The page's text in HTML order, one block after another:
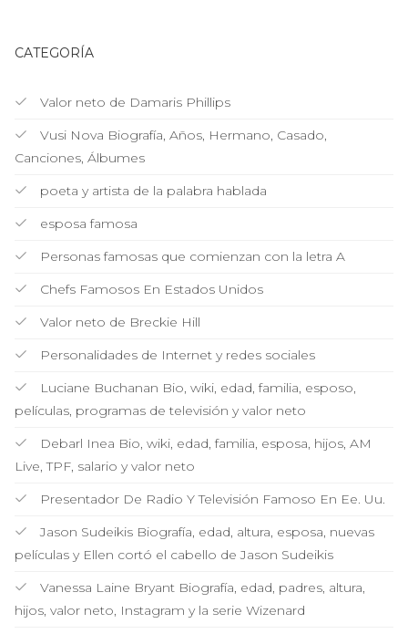
CATEGORÍA
Valor neto de Damaris Phillips
Vusi Nova Biografía, Años, Hermano, Casado,
Canciones, Álbumes
poeta y artista de la palabra hablada
esposa famosa
Personas famosas que comienzan con la letra A
Chefs Famosos En Estados Unidos
Valor neto de Breckie Hill
Personalidades de Internet y redes sociales
Luciane Buchanan Bio, wiki, edad, familia, esposo,
películas, programas de televisión y valor neto
Debarl Inea Bio, wiki, edad, familia, esposa, hijos, AM
Live, TPF, salario y valor neto
Presentador De Radio Y Televisión Famoso En Ee. Uu.
Jason Sudeikis Biografía, edad, altura, esposa, nuevas
películas y Ellen cortó el cabello de Jason Sudeikis
Vanessa Laine Bryant Biografía, edad, padres, altura,
hijos, valor neto, Instagram y la serie Wizenard